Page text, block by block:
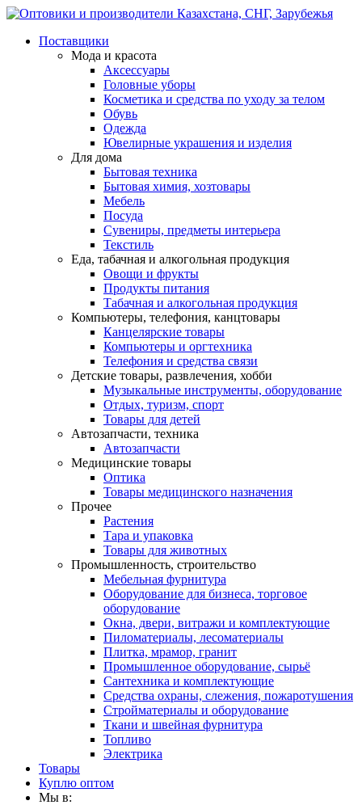
Поставщики
Мода и красота
Аксессуары
Головные уборы
Косметика и средства по уходу за телом
Обувь
Одежда
Ювелирные украшения и изделия
Для дома
Бытовая техника
Бытовая химия, хозтовары
Мебель
Посуда
Сувениры, предметы интерьера
Текстиль
Еда, табачная и алкогольная продукция
Овощи и фрукты
Продукты питания
Табачная и алкогольная продукция
Компьютеры, телефония, канцтовары
Канцелярские товары
Компьютеры и оргтехника
Телефония и средства связи
Детские товары, развлечения, хобби
Музыкальные инструменты, оборудование
Отдых, туризм, спорт
Товары для детей
Автозапчасти, техника
Автозапчасти
Медицинские товары
Оптика
Товары медицинского назначения
Прочее
Растения
Тара и упаковка
Товары для животных
Промышленность, строительство
Мебельная фурнитура
Оборудование для бизнеса, торговое
оборудование
Окна, двери, витражи и комплектующие
Пиломатериалы, лесоматериалы
Плитка, мрамор, гранит
Промышленное оборудование, сырьё
Сантехника и комплектующие
Средства охраны, слежения, пожаротушения
Стройматериалы и оборудование
Ткани и швейная фурнитура
Топливо
Электрика
Товары
Куплю оптом
Мы в: